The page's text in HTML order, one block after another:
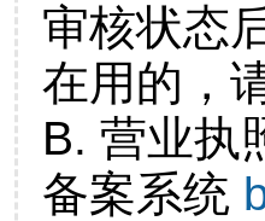
审核状态
在用的，
B. 营业执
备案系统